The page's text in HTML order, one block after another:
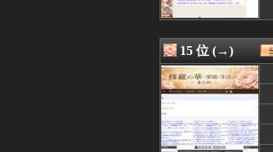
08/07 19:35
08/07 19:31
08/07 19:29
15 位 (→)